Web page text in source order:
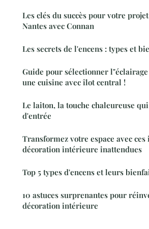
Les clés du succès pour votre
Nantes avec Connan
Les secrets de l'encens : types et
Guide pour sélectionner
une cuisine avec îlot central !
Le laiton, la touche chaleureuse
d'entrée
Transformez votre espace avec ces
décoration intérieure inattendues
Top 5 types d'encens et leurs
10 astuces surprenantes pour
décoration intérieure